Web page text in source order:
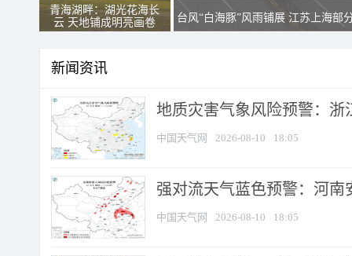
青海湖畔：湖光花海长
云 天地铺成明亮画卷
台风“白海豚”风雨铺展 江苏上海部
新闻资讯
地质灾害气象风险预警：浙
中国天气网 2026-08-10 18:05
强对流天气蓝色预警：河南
中国天气网 2026-08-10 18:05